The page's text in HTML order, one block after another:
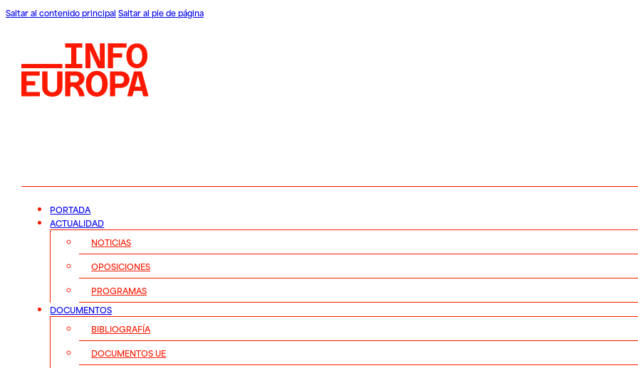
Saltar al contenido principal Saltar al pie de página
PORTADA
ACTUALIDAD
NOTICIAS
OPOSICIONES
PROGRAMAS
DOCUMENTOS
BIBLIOGRAFÍA
DOCUMENTOS UE